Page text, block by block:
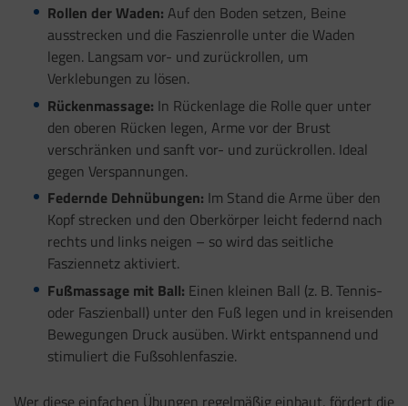
Rollen der Waden: Auf den Boden setzen, Beine
ausstrecken und die Faszienrolle unter die Waden
legen. Langsam vor- und zurückrollen, um
Verklebungen zu lösen.
Rückenmassage: In Rückenlage die Rolle quer unter
den oberen Rücken legen, Arme vor der Brust
verschränken und sanft vor- und zurückrollen. Ideal
gegen Verspannungen.
Federnde Dehnübungen: Im Stand die Arme über den
Kopf strecken und den Oberkörper leicht federnd nach
rechts und links neigen – so wird das seitliche
Fasziennetz aktiviert.
Fußmassage mit Ball: Einen kleinen Ball (z. B. Tennis-
oder Faszienball) unter den Fuß legen und in kreisenden
Bewegungen Druck ausüben. Wirkt entspannend und
stimuliert die Fußsohlenfaszie.
Wer diese einfachen Übungen regelmäßig einbaut, fördert die